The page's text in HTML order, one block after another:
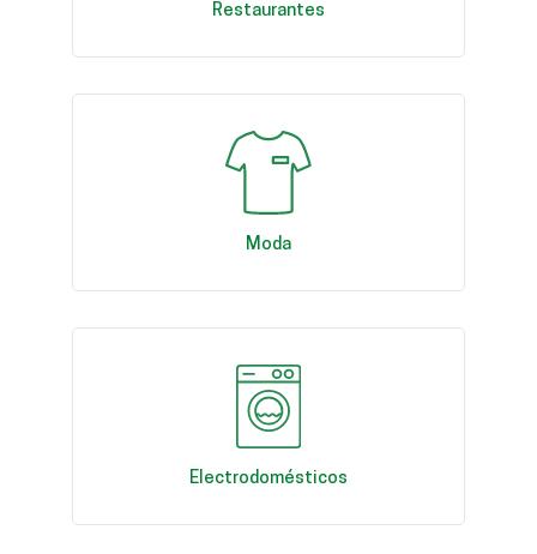
Restaurantes
Moda
Electrodomésticos